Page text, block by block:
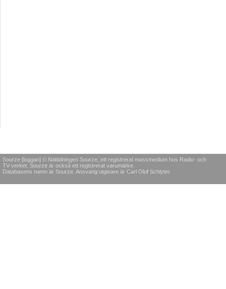
Sourze [loggan] © Nättidningen Sourze, ett registrerat massmedium hos Radio- och
TV-verket. Sourze är också ett registrerat varumärke.
Databasens namn är Sourze. Ansvarig utgivare är Carl Olof Schlyter.